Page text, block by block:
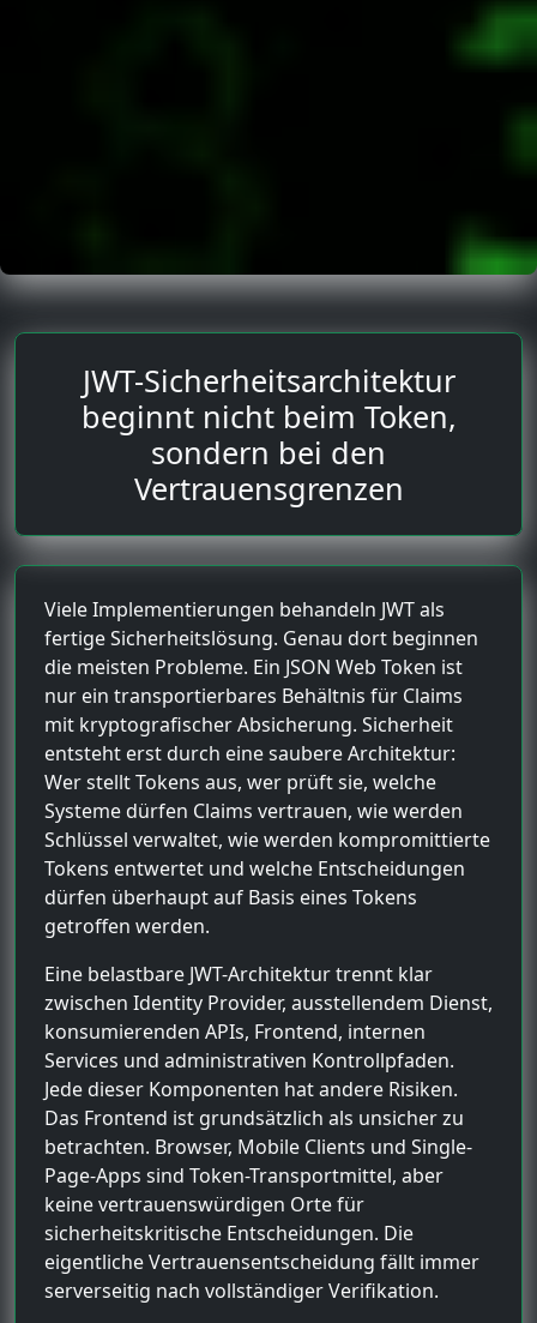
JWT-Sicherheitsarchitektur
beginnt nicht beim Token,
sondern bei den
Vertrauensgrenzen
Viele Implementierungen behandeln JWT als
fertige Sicherheitslösung. Genau dort beginnen
die meisten Probleme. Ein JSON Web Token ist
nur ein transportierbares Behältnis für Claims
mit kryptografischer Absicherung. Sicherheit
entsteht erst durch eine saubere Architektur:
Wer stellt Tokens aus, wer prüft sie, welche
Systeme dürfen Claims vertrauen, wie werden
Schlüssel verwaltet, wie werden kompromittierte
Tokens entwertet und welche Entscheidungen
dürfen überhaupt auf Basis eines Tokens
getroffen werden.
Eine belastbare JWT-Architektur trennt klar
zwischen Identity Provider, ausstellendem Dienst,
konsumierenden APIs, Frontend, internen
Services und administrativen Kontrollpfaden.
Jede dieser Komponenten hat andere Risiken.
Das Frontend ist grundsätzlich als unsicher zu
betrachten. Browser, Mobile Clients und Single-
Page-Apps sind Token-Transportmittel, aber
keine vertrauenswürdigen Orte für
sicherheitskritische Entscheidungen. Die
eigentliche Vertrauensentscheidung fällt immer
serverseitig nach vollständiger Verifikation.